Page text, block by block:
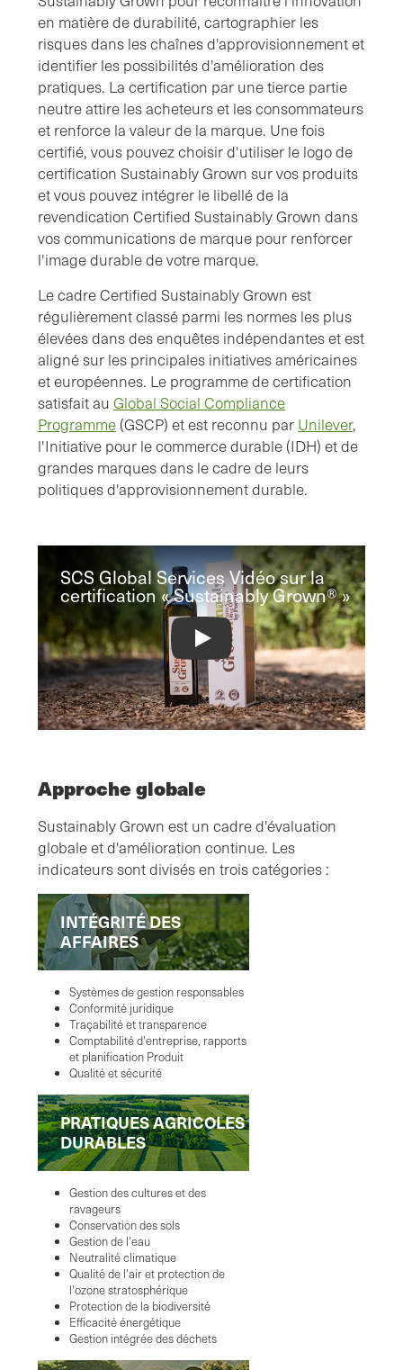
en matière de durabilité, cartographier les
risques dans les chaînes d'approvisionnement et
identifier les possibilités d'amélioration des
pratiques. La certification par une tierce partie
neutre attire les acheteurs et les consommateurs
et renforce la valeur de la marque. Une fois
certifié, vous pouvez choisir d'utiliser le logo de
certification Sustainably Grown sur vos produits
et vous pouvez intégrer le libellé de la
revendication Certified Sustainably Grown dans
vos communications de marque pour renforcer
l'image durable de votre marque.
Le cadre Certified Sustainably Grown est
régulièrement classé parmi les normes les plus
élevées dans des enquêtes indépendantes et est
aligné sur les principales initiatives américaines
et européennes. Le programme de certification
satisfait au Global Social Compliance
Programme (GSCP) et est reconnu par Unilever,
l'Initiative pour le commerce durable (IDH) et de
grandes marques dans le cadre de leurs
politiques d'approvisionnement durable.
SCS Global Services Vidéo sur la
certification « Sustainably Grown® »
Approche globale
Sustainably Grown est un cadre d'évaluation
globale et d'amélioration continue. Les
indicateurs sont divisés en trois catégories :
INTÉGRITÉ DES
AFFAIRES
Systèmes de gestion responsables
Conformité juridique
Traçabilité et transparence
Comptabilité d'entreprise, rapports
et planification Produit
Qualité et sécurité
PRATIQUES AGRICOLES
DURABLES
Gestion des cultures et des
ravageurs
Conservation des sols
Gestion de l'eau
Neutralité climatique
Qualité de l'air et protection de
l'ozone stratosphérique
Protection de la biodiversité
Efficacité énergétique
Gestion intégrée des déchets